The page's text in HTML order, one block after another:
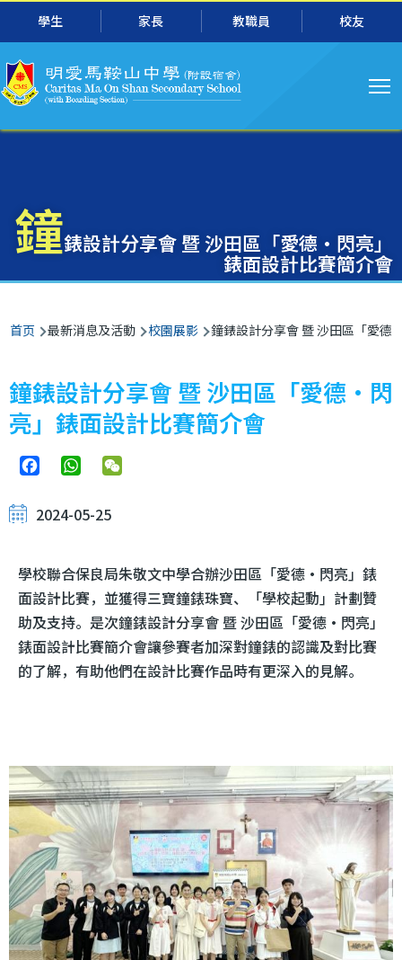
跳转到主要内容
學生 家長 教職員 校友
导
航
鐘錶設計分享會 暨 沙田區「愛德‧閃亮」
錶面設計比賽簡介會
面
包
屑
首页 最新消息及活動 校園展影 鐘錶設計分享會 暨 沙田區「愛德
鐘錶設計分享會 暨 沙田區「愛德‧閃
亮」錶面設計比賽簡介會
FacebookWhatsApp
2024-05-25
學校聯合保良局朱敬文中學合辦沙田區「愛德‧閃亮」錶
面設計比賽，並獲得三寶鐘錶珠寶、「學校起動」計劃贊
助及支持。是次鐘錶設計分享會 暨 沙田區「愛德‧閃亮」
錶面設計比賽簡介會讓參賽者加深對鐘錶的認識及對比賽
的了解，有助他們在設計比賽作品時有更深入的見解。